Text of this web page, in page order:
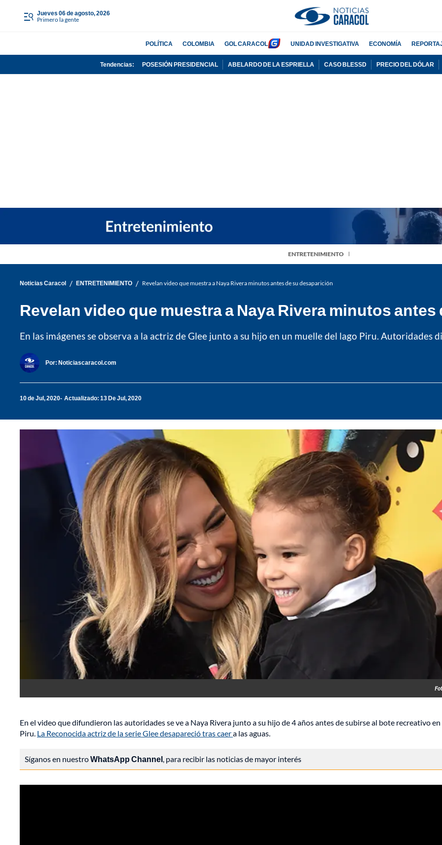
jueves 06 de agosto, 2026
Primero la gente
POLÍTICA COLOMBIA GOL CARACOL UNIDAD INVESTIGATIVA ECONOMÍA
Tendencias: POSESIÓN PRESIDENCIAL ABELARDO DE LA ESPRIELLA CASO BLESSD PRECIO DEL DÓLAR
ENTRETENIMIENTO
Noticias Caracol / ENTRETENIMIENTO / Revelan video que muestra a Naya Rivera minutos antes de su desaparición
Revelan video que muestra a Naya Rivera minutos
En las imágenes se observa a la actriz de Glee junto a su hijo en un muelle del lago Piru. Autoridades
Por: Noticiascaracol.com
10 de Jul, 2020 Actualizado: 13 De Jul, 2020
En el video que difundieron las autoridades se ve a Naya Rivera junto a su hijo de 4 años antes de subirse al bote recreativo en
Piru. La Reconocida actriz de la serie Glee desapareció tras caera las aguas.
Síganos en nuestroWhatsApp Channel, para recibir las noticias de mayor interés